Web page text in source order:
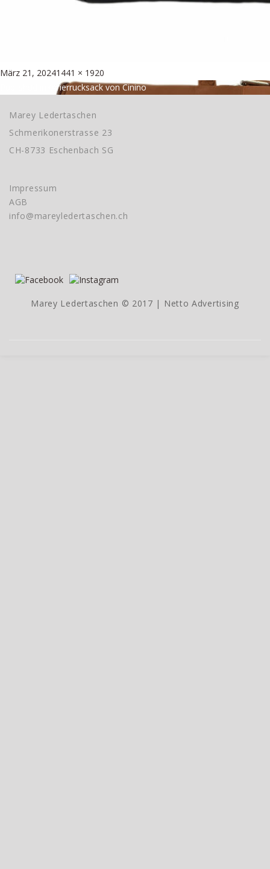
Posted
März 21, 2024Full
size
1441 × 1920
Beitragsnavigation
Kurierrucksack von Cinino
Marey Ledertaschen
Schmerikonerstrasse 23
CH-8733 Eschenbach SG
Impressum
AGB
info@mareyledertaschen.ch
Marey Ledertaschen © 2017 | Netto Advertising